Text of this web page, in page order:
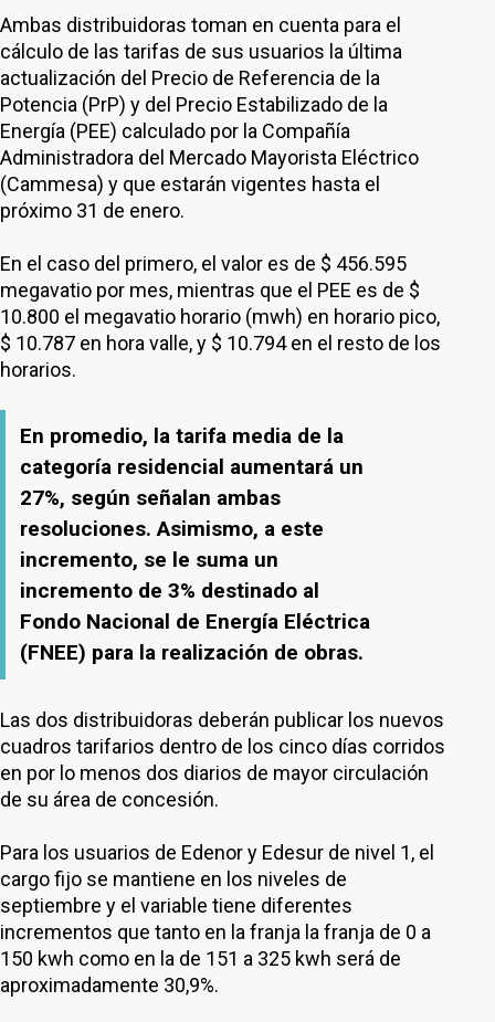
Ambas distribuidoras toman en cuenta para el
cálculo de las tarifas de sus usuarios la última
actualización del Precio de Referencia de la
Potencia (PrP) y del Precio Estabilizado de la
Energía (PEE) calculado por la Compañía
Administradora del Mercado Mayorista Eléctrico
(Cammesa) y que estarán vigentes hasta el
próximo 31 de enero.
En el caso del primero, el valor es de $ 456.595
megavatio por mes, mientras que el PEE es de $
10.800 el megavatio horario (mwh) en horario pico,
$ 10.787 en hora valle, y $ 10.794 en el resto de los
horarios.
En promedio, la tarifa media de la
categoría residencial aumentará un
27%, según señalan ambas
resoluciones. Asimismo, a este
incremento, se le suma un
incremento de 3% destinado al
Fondo Nacional de Energía Eléctrica
(FNEE) para la realización de obras.
Las dos distribuidoras deberán publicar los nuevos
cuadros tarifarios dentro de los cinco días corridos
en por lo menos dos diarios de mayor circulación
de su área de concesión.
Para los usuarios de Edenor y Edesur de nivel 1, el
cargo fijo se mantiene en los niveles de
septiembre y el variable tiene diferentes
incrementos que tanto en la franja la franja de 0 a
150 kwh como en la de 151 a 325 kwh será de
aproximadamente 30,9%.